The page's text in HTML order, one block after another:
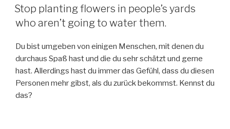
Ambition“
AM
Stop planting flowers in people’s yards
who aren’t going to water them.
Du bist umgeben von einigen Menschen, mit denen du
durchaus Spaß hast und die du sehr schätzt und gerne
hast. Allerdings hast du immer das Gefühl, dass du diesen
Personen mehr gibst, als du zurück bekommst. Kennst du
das?